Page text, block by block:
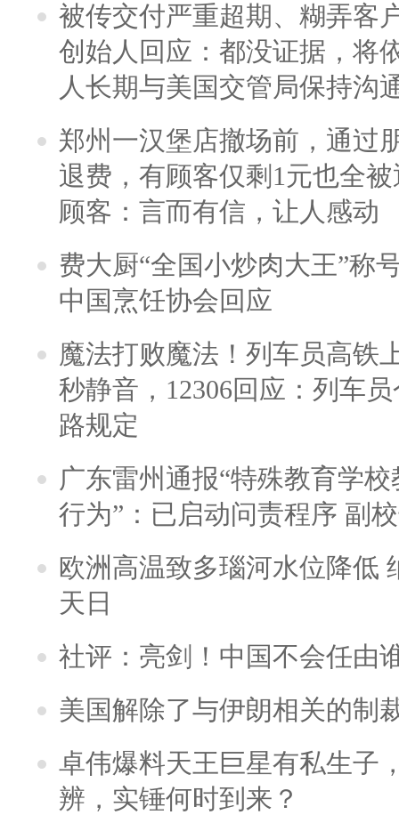
被传交付严重超期、糊弄客
创始人回应：都没证据，将
人长期与美国交管局保持沟
郑州一汉堡店撤场前，通过
退费，有顾客仅剩1元也全
顾客：言而有信，让人感动
费大厨“全国小炒肉大王”称
中国烹饪协会回应
魔法打败魔法！列车员高铁
秒静音，12306回应：列车
路规定
广东雷州通报“特殊教育学
行为”：已启动问责程序 副
欧洲高温致多瑙河水位降低
天日
社评：亮剑！中国不会任由
美国解除了与伊朗相关的制
卓伟爆料天王巨星有私生子
辨，实锤何时到来？